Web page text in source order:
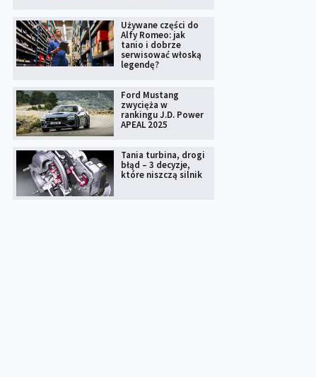
Używane części do
Alfy Romeo: jak
tanio i dobrze
serwisować włoską
legendę?
Ford Mustang
zwycięża w
rankingu J.D. Power
APEAL 2025
Tania turbina, drogi
błąd – 3 decyzje,
które niszczą silnik